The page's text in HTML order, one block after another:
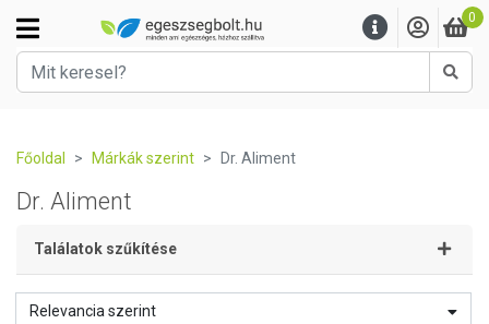
0
Főoldal Márkák szerint Dr. Aliment
Dr. Aliment
Találatok szűkítése
Relevancia szerint